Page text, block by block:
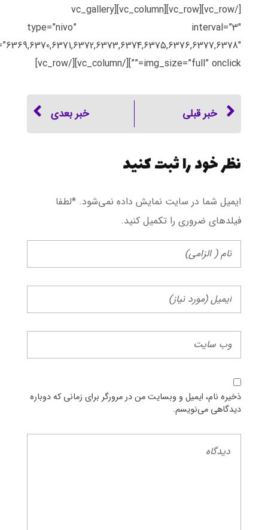
[/vc_row][vc_row][vc_column][vc_gallery
type=”nivo” interval=”3″
img_size=”full” onclick=””][/vc_column][/vc_row]
خبر قبلی خبر بعدی
نظر خود را ثبت کنید
ایمیل شما در سایت نمایش داده نمی‌شود. *لطفا
فیلد‌های ضروری را تکمیل کنید.
ذخیره نام، ایمیل و وبسایت من در مرورگر برای زمانی که دوباره
دیدگاهی می‌نویسم.